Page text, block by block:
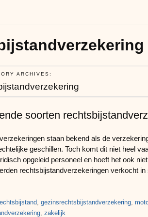
ARCHIVES:
soorten
staan bekend als de
geschillen. Toch komt dit niet heel
opgeleid personeel en hoeft het ook
rechtsbijstandverzekeringen verkocht
gezinsrechtsbijstandverzekering,
, zakelijk